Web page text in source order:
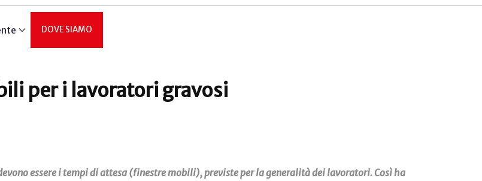
DOVE SIAMO
per i lavoratori gravosi
essere i tempi di attesa (finestre mobili), previste per la generalità dei lavoratori. Così ha